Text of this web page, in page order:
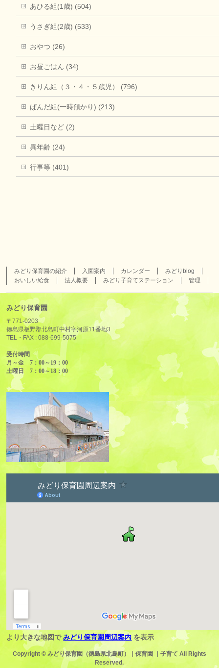
あひる組(1歳) (504)
うさぎ組(2歳) (533)
おやつ (26)
お昼ごはん (34)
きりん組（３・４・５歳児） (796)
ぱんだ組(一時預かり) (213)
土曜日など (2)
異年齢 (24)
行事等 (401)
みどり保育園の紹介 入園案内 カレンダー
みどりblog
おいしい給食
法人概要 みどり子育てステーション 管理
みどり保育園
〒771-0203
徳島県板野郡北島町中村字河原11番地3
TEL・FAX :088-699-5075
受付時間
月～金 7：00～19：00
土曜日 7：00～18：00
より大きな地図でみどり保育園周辺案内 を表示
Copyright © みどり保育園（徳島県北島町）｜保育園 ｜子育て All Rights
Reserved.